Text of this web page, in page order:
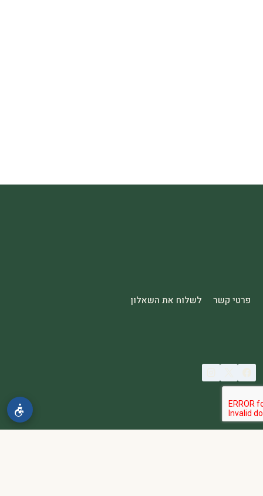
פרטי קשר לשלוח את השאלון
© 2026 spa2000